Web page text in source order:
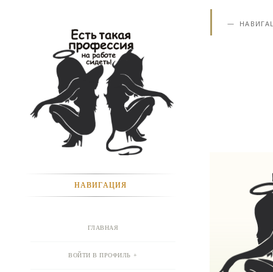
НАВИГАЦИЯ
ГЛАВНАЯ
ВОЙТИ В ПРОФИЛЬ